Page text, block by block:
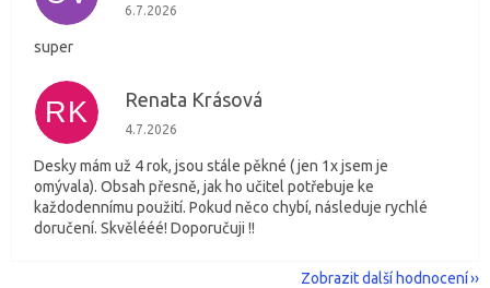
Hodnocení obchodu je 5 z 5 hvězdiček.
6.7.2026
super
RK Renata Krásová
Hodnocení obchodu je 5 z 5 hvězdiček.
4.7.2026
Desky mám už 4 rok, jsou stále pěkné ( jen 1x jsem je
omývala). Obsah přesně, jak ho učitel potřebuje ke
každodennímu použití. Pokud něco chybí, následuje rychlé
doručení. Skvělééé! Doporučuji !!
Zobrazit další hodnocení